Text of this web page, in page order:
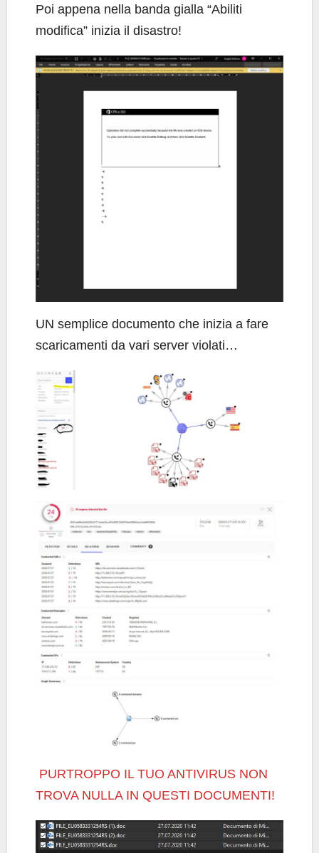
Poi appena nella banda gialla “Abiliti
modifica” inizia il disastro!
UN semplice documento che inizia a fare
scaricamenti da vari server violati…
PURTROPPO IL TUO ANTIVIRUS NON
TROVA NULLA IN QUESTI DOCUMENTI!